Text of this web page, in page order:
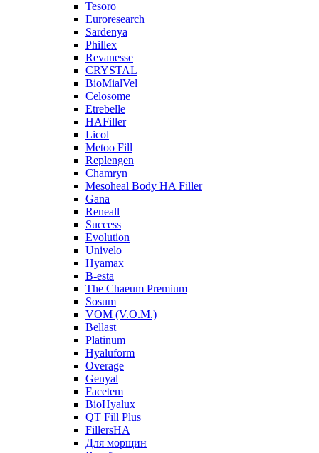
Tesoro
Euroresearch
Sardenya
Phillex
Revanesse
CRYSTAL
BioMialVel
Celosome
Etrebelle
HAFiller
Licol
Metoo Fill
Replengen
Chamryn
Mesoheal Body HA Filler
Gana
Reneall
Success
Evolution
Univelo
Hyamax
B-esta
The Chaeum Premium
Sosum
VOM (V.O.M.)
Bellast
Platinum
Hyaluform
Overage
Genyal
Facetem
BioHyalux
QT Fill Plus
FillersHA
Для морщин